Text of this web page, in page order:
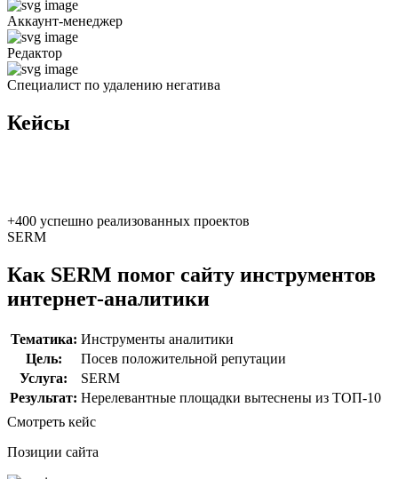
Аккаунт-менеджер
Редактор
Специалист по удалению негатива
Кейсы
+400 успешно реализованных проектов
SERM
Как SERM помог сайту инструментов
интернет-аналитики
Тематика: Инструменты аналитики
Цель:
Посев положительной репутации
Услуга:
SERM
Результат: Нерелевантные площадки вытеснены из ТОП-10
Смотреть кейс
Позиции сайта